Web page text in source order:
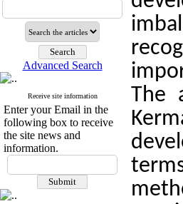
Advanced Search
Receive site information
Enter your Email in the
following box to receive
the site news and
information.
The